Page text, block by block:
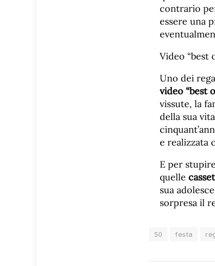
contrario
essere una
Video “best
Uno dei
video “best
vissute, la
della sua
e realizzata
E per
quelle
sua
sorpresa il
50 festa